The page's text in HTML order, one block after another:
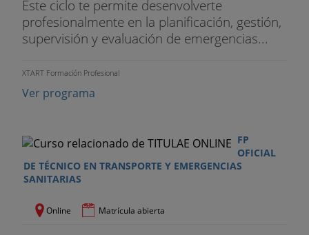
Este ciclo te permite desenvolverte
profesionalmente en la planificación, gestión,
supervisión y evaluación de emergencias...
XTART Formación Profesional
Ver programa
FP
OFICIAL
DE TÉCNICO EN TRANSPORTE Y EMERGENCIAS
SANITARIAS
Online Matrícula abierta